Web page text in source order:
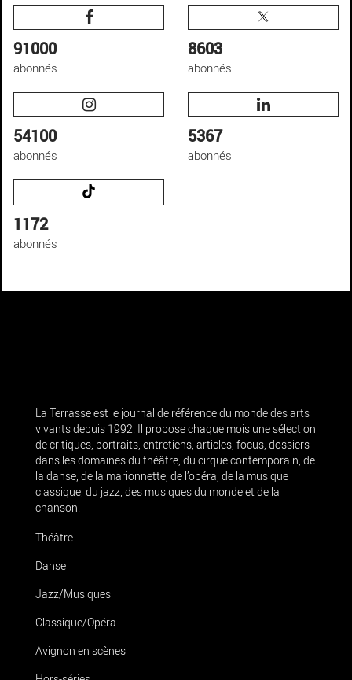
91000
abonnés
8603
abonnés
54100
abonnés
5367
abonnés
1172
abonnés
La Terrasse est le journal de référence du monde des arts
vivants depuis 1992. Il propose chaque mois une sélection
de critiques, portraits, entretiens, articles, focus, dossiers
dans les domaines du théâtre, du cirque contemporain, de
la danse, de la marionnette, de l’opéra, de la musique
classique, du jazz, des musiques du monde et de la
chanson.
Théâtre
Danse
Jazz/Musiques
Classique/Opéra
Avignon en scènes